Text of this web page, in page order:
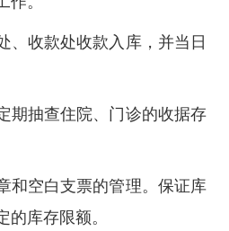
、收款处收款入库，并当日
期抽查住院、门诊的收据存
和空白支票的管理。保证库
的库存限额。